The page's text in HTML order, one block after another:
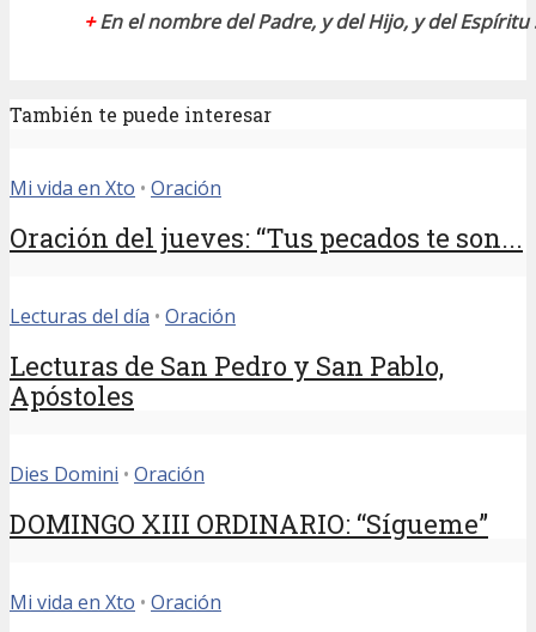
+En el nombre del Padre, y del Hijo, y del Espíritu
También te puede interesar
Mi vida en Xto • Oración
Oración del jueves: “Tus pecados te son...
Lecturas del día • Oración
Lecturas de San Pedro y San Pablo,
Apóstoles
Dies Domini • Oración
DOMINGO XIII ORDINARIO: “Sígueme”
Mi vida en Xto • Oración